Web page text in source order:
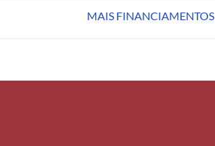
MAIS FINANCIAMENTOS